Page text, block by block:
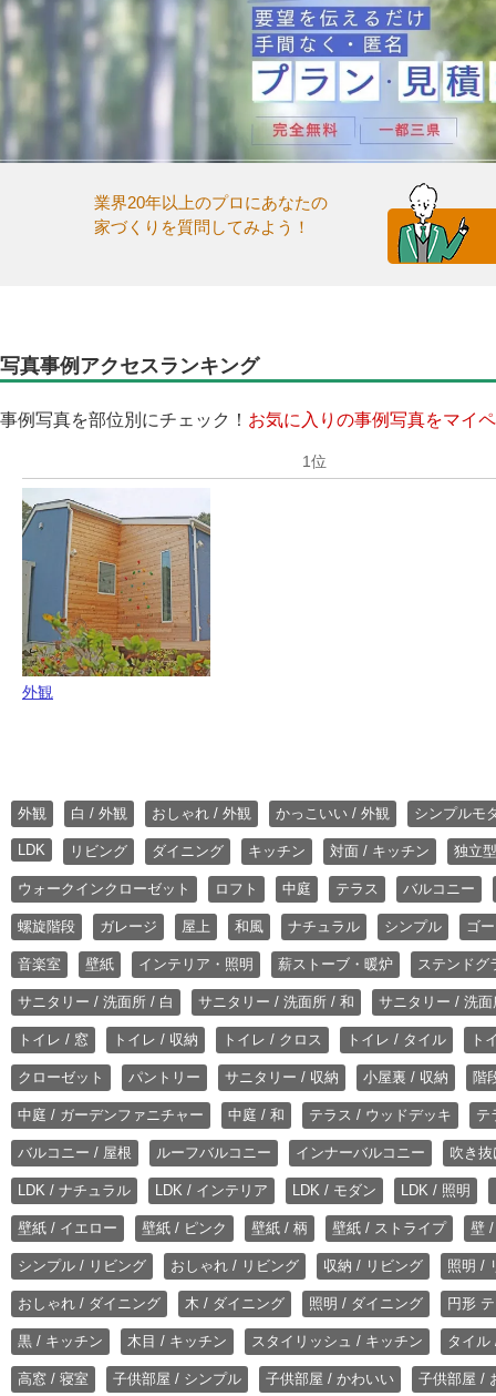
業界20年以上のプロにあなたの
家づくりを質問してみよう！
写真事例アクセスランキング
事例写真を部位別にチェック！ お気に入りの事例写真をマイ
外観
外観 白 / 外観 おしゃれ / 外観 かっこいい / 外観 シンプルモ
LDK リビング ダイニング キッチン 対面 / キッチン 独立
ウォークインクローゼット ロフト 中庭 テラス バルコニー
螺旋階段 ガレージ 屋上 和風 ナチュラル シンプル ゴ
音楽室 壁紙 インテリア・照明 薪ストーブ・暖炉 ステンドグ
サニタリー / 洗面所 / 白 サニタリー / 洗面所 / 和 サニタリー / 洗
トイレ / 窓 トイレ / 収納 トイレ / クロス トイレ / タイル ト
クローゼット パントリー サニタリー / 収納 小屋裏 / 収納 階
中庭 / ガーデンファニチャー 中庭 / 和 テラス / ウッドデッキ テ
バルコニー / 屋根 ルーフバルコニー インナーバルコニー 吹き
LDK / ナチュラル LDK / インテリア LDK / モダン LDK / 照明
壁紙 / イエロー 壁紙 / ピンク 壁紙 / 柄 壁紙 / ストライプ 壁
シンプル / リビング おしゃれ / リビング 収納 / リビング 照明 /
おしゃれ / ダイニング 木 / ダイニング 照明 / ダイニング 円形
黒 / キッチン 木目 / キッチン スタイリッシュ / キッチン タイル
高窓 / 寝室 子供部屋 / シンプル 子供部屋 / かわいい 子供部屋 /